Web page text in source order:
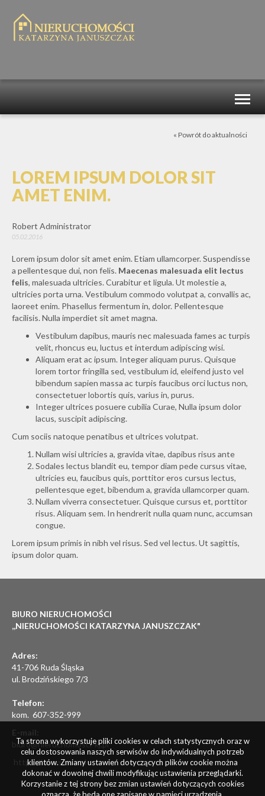
« Powrót do aktualności
LOREM IPSUM DOLOR SIT
AMET ENIM.
Robert Administrator
05.02.2016
Lorem ipsum dolor sit amet enim. Etiam ullamcorper. Suspendisse
a pellentesque dui, non felis. Maecenas malesuada elit lectus
felis, malesuada ultricies. Curabitur et ligula. Ut molestie a,
ultricies porta urna. Vestibulum commodo volutpat a, convallis ac,
laoreet enim. Phasellus fermentum in, dolor. Pellentesque
facilisis. Nulla imperdiet sit amet magna.
Vestibulum dapibus, mauris nec malesuada fames ac turpis
velit, rhoncus eu, luctus et interdum adipiscing wisi.
Aliquam erat ac ipsum. Integer aliquam purus. Quisque
lorem tortor fringilla sed, vestibulum id, eleifend justo vel
bibendum sapien massa ac turpis faucibus orci luctus non,
consectetuer lobortis quis, varius in, purus.
Integer ultrices posuere cubilia Curae, Nulla ipsum dolor
lacus, suscipit adipiscing.
Cum sociis natoque penatibus et ultrices volutpat.
Nullam wisi ultricies a, gravida vitae, dapibus risus ante
Sodales lectus blandit eu, tempor diam pede cursus vitae,
ultricies eu, faucibus quis, porttitor eros cursus lectus,
pellentesque eget, bibendum a, gravida ullamcorper quam.
Nullam viverra consectetuer. Quisque cursus et, porttitor
risus. Aliquam sem. In hendrerit nulla quam nunc, accumsan
congue.
Lorem ipsum primis in nibh vel risus. Sed vel lectus. Ut sagittis,
ipsum dolor quam.
BIURO NIERUCHOMOŚCI
,,NIERUCHOMOŚCI KATARZYNA JANUSZCZAK"
Adres:
41-706 Ruda Śląska
ul. Brodzińskiego 7/3
Telefon:
kom. 607-352-999
E-mail:
biuro@nieruchomosci-kj.pl
https://adresowo.pl
Ta strona wykorzystuje pliki cookies w celach statystycznych oraz w
celu dostosowania naszych serwisów do indywidualnych potrzeb
klientów. Zmiany ustawień dotyczących plików cookie można
dokonać w dowolnej chwili modyfikując ustawienia przeglądarki.
Korzystanie z tej strony bez zmian ustawień dotyczących cookies